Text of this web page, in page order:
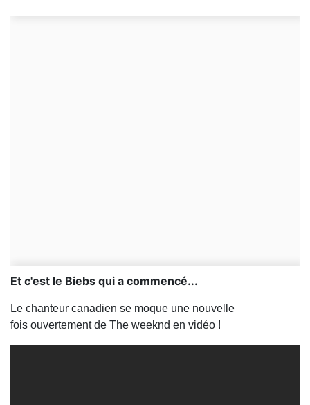
Et c'est le Biebs qui a commencé...
Le chanteur canadien se moque une nouvelle
fois ouvertement de The weeknd en vidéo !